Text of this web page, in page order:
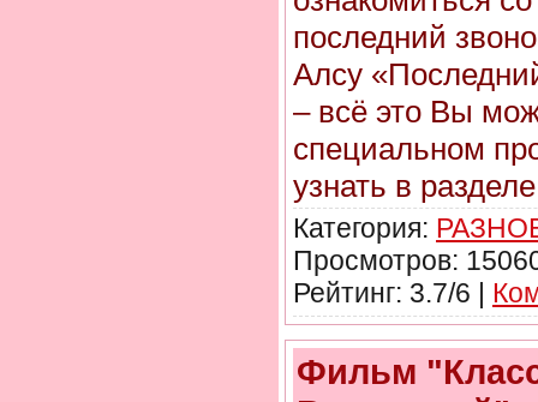
последний
Алсу
– всё это Вы
специальном
узнать в
Категория:
Просмотров:
Рейтинг: 3.7/6 |
Фильм